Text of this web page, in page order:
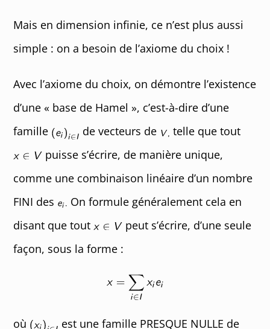
Mais en dimension infinie, ce n’est plus aussi
simple : on a besoin de l’axiome du choix !
Avec l’axiome du choix, on démontre l’existence
d’une « base de Hamel », c’est-à-dire d’une
famille
de vecteurs de
telle que tout
puisse s’écrire, de manière unique,
comme une combinaison linéaire d’un nombre
FINI des
On formule généralement cela en
disant que tout
peut s’écrire, d’une seule
façon, sous la forme :
où est une famille PRESQUE NULLE de